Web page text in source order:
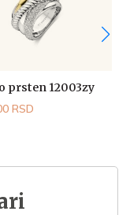
prsten 12003zy
RSD